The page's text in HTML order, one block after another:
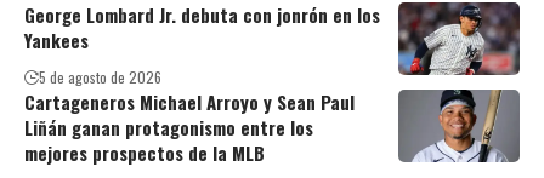
George Lombard Jr. debuta con jonrón en los
Yankees
5 de agosto de 2026
Cartageneros Michael Arroyo y Sean Paul
Liñán ganan protagonismo entre los
mejores prospectos de la MLB